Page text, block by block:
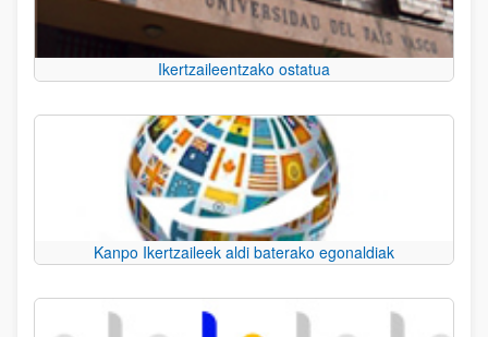
Ikertzaileentzako ostatua
Kanpo Ikertzaileek aldi baterako egonaldiak